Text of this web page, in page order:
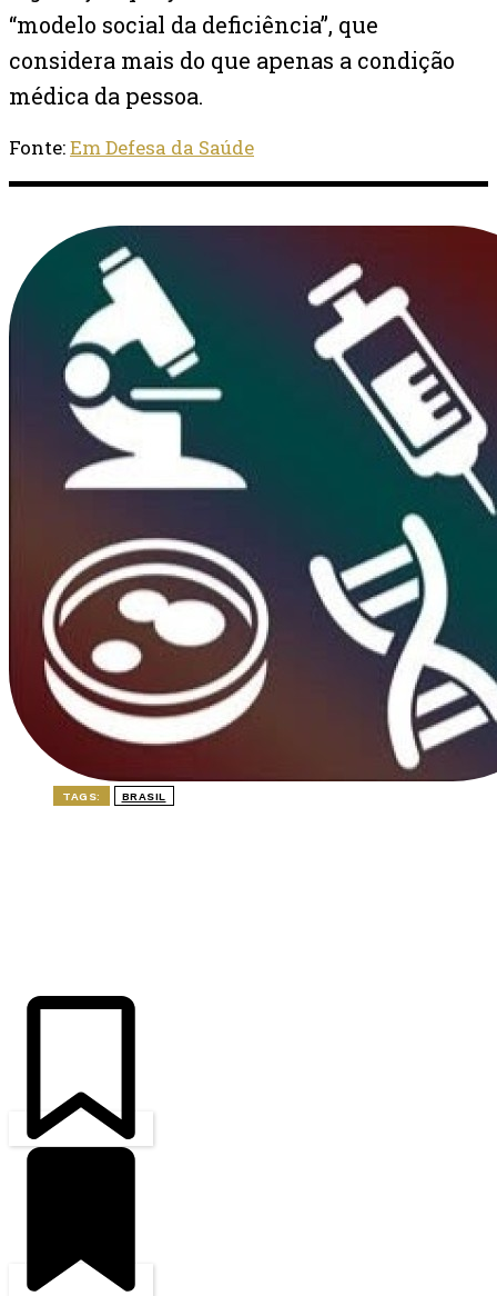
“modelo social da deficiência”, que
considera mais do que apenas a condição
médica da pessoa.
Fonte:Em Defesa da Saúde
TAGS: BRASIL